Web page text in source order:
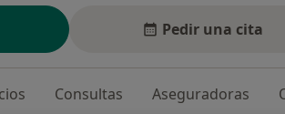
Pedir una cita
Consultas Aseguradoras